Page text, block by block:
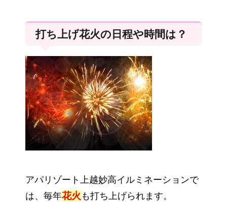
打ち上げ花火の日程や時間は？
アパリゾート上越妙高イルミネーションで
は、毎年花火 も打ち上げられます。